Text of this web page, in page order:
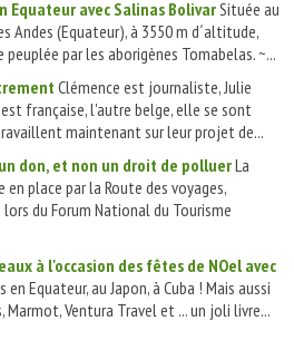
Equateur avec Salinas BolivarSituée au
Andes (Equateur), à 3550 m d´altitude,
par les aborigènes Tomabelas. ~...
Clémence est journaliste, Julie
française, l'autre belge, elle se sont
maintenant sur leur projet de...
don, et non un droit de polluerLa
place par la Route des voyages,
du Forum National du Tourisme
à l'occasion des fêtes de NOel avec
en Equateur, au Japon, à Cuba ! Mais aussi
Marmot, Ventura Travel et ... un joli livre...